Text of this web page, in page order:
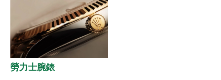
勞力士腕錶